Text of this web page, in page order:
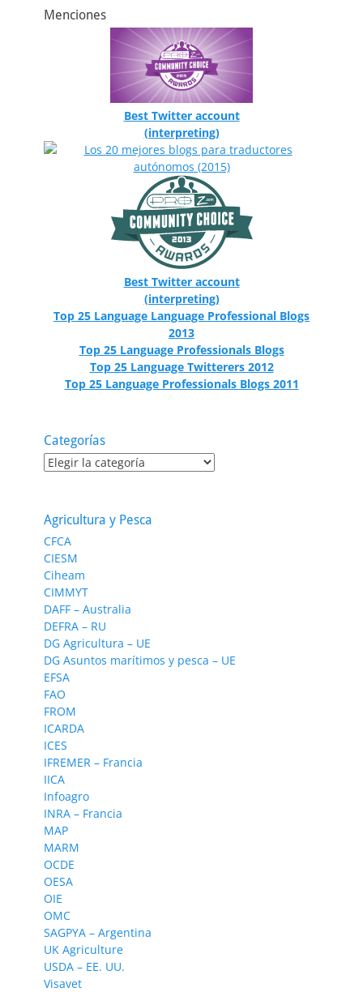
Menciones
Best Twitter account
(interpreting)
Best Twitter account
(interpreting)
Top 25 Language Language Professional Blogs
2013
Top 25 Language Professionals Blogs
Top 25 Language Twitterers 2012
Top 25 Language Professionals Blogs 2011
Categorías
Categorías
Agricultura y Pesca
CFCA
CIESM
Ciheam
CIMMYT
DAFF – Australia
DEFRA – RU
DG Agricultura – UE
DG Asuntos marítimos y pesca – UE
EFSA
FAO
FROM
ICARDA
ICES
IFREMER – Francia
IICA
Infoagro
INRA – Francia
MAP
MARM
OCDE
OESA
OIE
OMC
SAGPYA – Argentina
UK Agriculture
USDA – EE. UU.
Visavet